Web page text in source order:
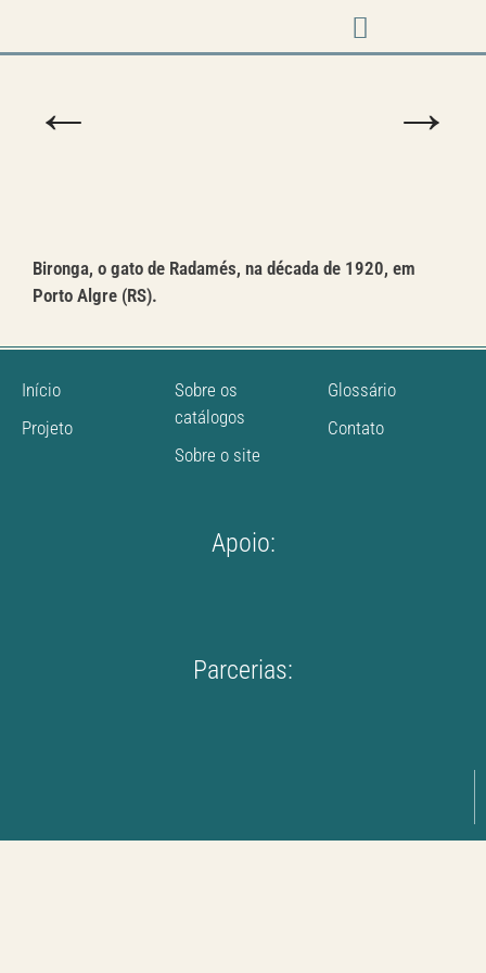
← →
Bironga, o gato de Radamés, na década de 1920, em
Porto Algre (RS).
Início
Projeto
Sobre os
catálogos
Sobre o site
Glossário
Contato
Apoio:
Parcerias: